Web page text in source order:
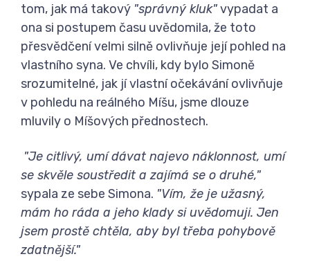
tom, jak má takový "správný kluk"vypadat a
ona si postupem času uvědomila, že toto
přesvědčení velmi silně ovlivňuje její pohled na
vlastního syna. Ve chvíli, kdy bylo Simoně
srozumitelné, jak jí vlastní očekávání ovlivňuje
v pohledu na reálného Míšu, jsme dlouze
mluvily o Míšových přednostech.
"Je citlivý, umí dávat najevo náklonnost, umí
se skvěle soustředit a zajímá se o druhé,"
sypala ze sebe Simona. "Vím, že je užasný,
mám ho ráda a jeho klady si uvědomuji. Jen
jsem prostě chtěla, aby byl třeba pohybově
zdatnější."